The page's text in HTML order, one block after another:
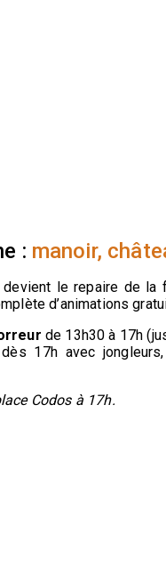
: manoir,
le repaire de
d’animations
de 13h30 à 17h
17h avec
Codos à 17h.